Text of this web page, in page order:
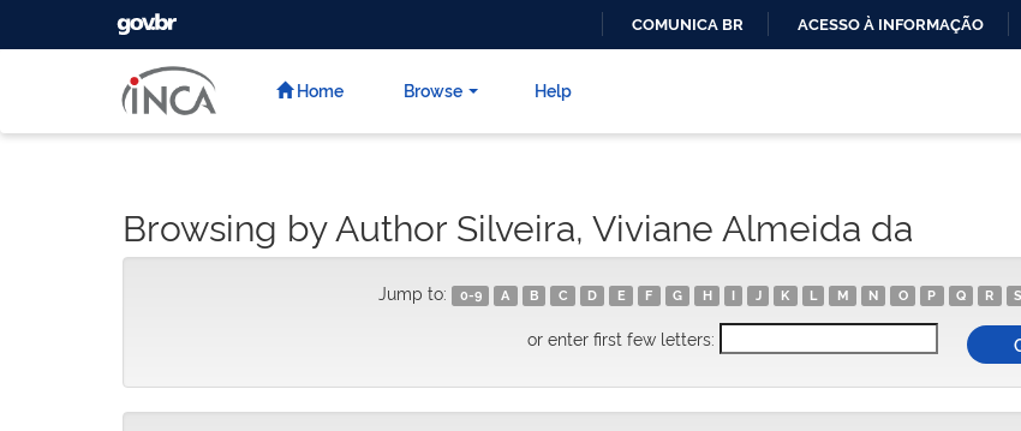
CONTEÚDO
GOVBR
COMUNICA BR ACESSO À INFORMAÇÃO
Home Browse Help
Browsing by Author Silveira, Viviane Almeida da
Jump to: 0-9 A B C D E F G H J K L M N O P Q R S
or enter first few letters: